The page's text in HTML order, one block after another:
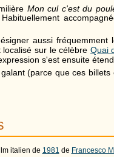
Mon cul c'est du
aussi
localisé sur le célèbre Quai
s'est ensuite
(parce que ces
italien de 1981 de Francesco